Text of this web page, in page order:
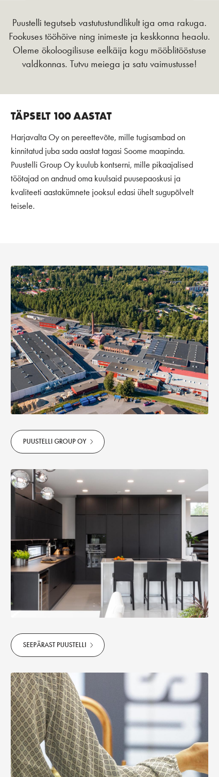
Puustelli tegutseb vastutustundlikult iga oma rakuga.
Fookuses tööhõive ning inimeste ja keskkonna heaolu.
Oleme ökoloogilisuse eelkäija kogu mööblitööstuse
valdkonnas. Tutvu meiega ja satu vaimustusse!
TÄPSELT 100 AASTAT
Harjavalta Oy on pereettevõte, mille tugisambad on
kinnitatud juba sada aastat tagasi Soome maapinda.
Puustelli Group Oy kuulub kontserni, mille pikaajalised
töötajad on andnud oma kuulsaid puusepaoskusi ja
kvaliteeti aastakümnete jooksul edasi ühelt sugupõlvelt
teisele.
PUUSTELLI GROUP OY
SEEPÄRAST PUUSTELLI